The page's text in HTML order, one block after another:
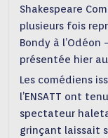
Shakespeare
plusieurs fois
Bondy à l’Odéon
présentée hier
Les comédiens
l’ENSATT ont
spectateur
grinçant laissait